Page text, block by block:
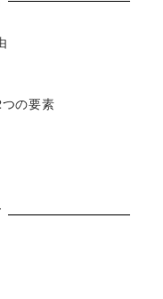
の要素